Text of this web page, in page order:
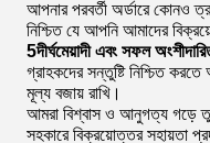
আপনার পরবর্তী অর্ডারে কোনও
নিশ্চিত যে আপনি আমাদের
5দীর্ঘমেয়াদী এবং সফল
গ্রাহকদের সন্তুষ্টি নিশ্চিত
মূল্য বজায় রাখি।
আমরা বিশ্বাস ও আনুগত্য গড়ে
সহকারে বিক্রয়োত্তর সহায়তা